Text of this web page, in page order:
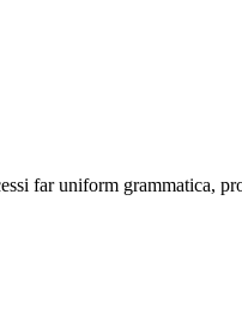
far uniform grammatica,